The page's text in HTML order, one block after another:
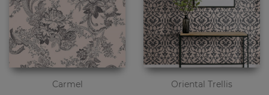
Carmel Oriental Trellis